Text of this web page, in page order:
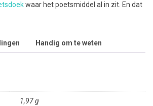
waar het poetsmiddel al in zit. En dat
Handig om te weten
1,97 g